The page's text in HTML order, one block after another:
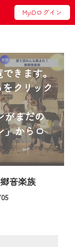
MyiDログイン
きます。
クリック
がまだの
」からロ
音楽族
05
』は2024
す！
の地域
、いつ